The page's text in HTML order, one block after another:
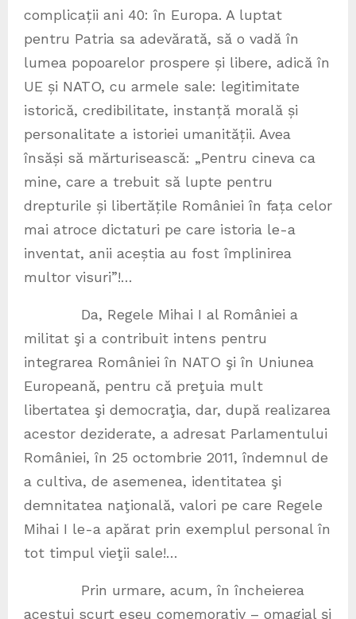
complicații ani 40: în Europa. A luptat
pentru Patria sa adevărată, să o vadă în
lumea popoarelor prospere și libere, adică în
UE și NATO, cu armele sale: legitimitate
istorică, credibilitate, instanță morală și
personalitate a istoriei umanității. Avea
însăși să mărturisească: „Pentru cineva ca
mine, care a trebuit să lupte pentru
drepturile și libertățile României în fața celor
mai atroce dictaturi pe care istoria le-a
inventat, anii aceștia au fost împlinirea
multor visuri”!…
Da, Regele Mihai I al României a
militat şi a contribuit intens pentru
integrarea României în NATO şi în Uniunea
Europeană, pentru că preţuia mult
libertatea şi democraţia, dar, după realizarea
acestor deziderate, a adresat Parlamentului
României, în 25 octombrie 2011, îndemnul de
a cultiva, de asemenea, identitatea şi
demnitatea naţională, valori pe care Regele
Mihai I le-a apărat prin exemplul personal în
tot timpul vieţii sale!…
Prin urmare, acum, în încheierea
acestui scurt eseu comemorativ – omagial şi